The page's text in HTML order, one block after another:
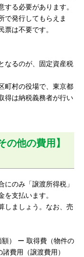
る必要があります。
で発行してもらえま
は不要です。
なるのが、固定資産税
町村の役場で、東京都
得は納税義務者が行い
の他の費用】
のみ「譲渡所得税」
を支払います。
しましょう。なお、売
） ー 取得費（物件の
費用（譲渡費用）